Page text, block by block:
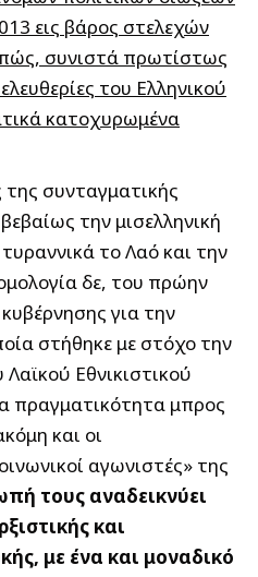
εις βάρος στελεχών
συνιστά πρωτίστως
του Ελληνικού
κατοχυρωμένα
της συνταγματικής
την μισελληνική
το Λαό και την
δε, του πρώην
για την
στήθηκε με στόχο την
Εθνικιστικού
πραγματικότητα μπρος
και οι
αγωνιστές» της
τους αναδεικνύει
και
με ένα και μοναδικό